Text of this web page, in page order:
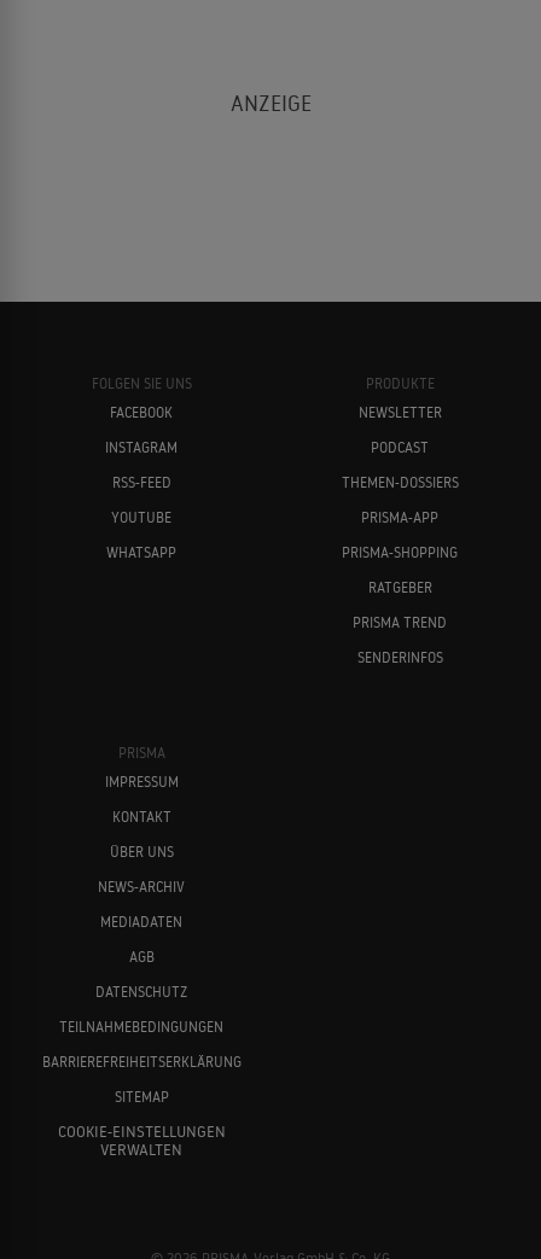
FOLGEN SIE UNS
FACEBOOK
INSTAGRAM
RSS-FEED
YOUTUBE
WHATSAPP
PRODUKTE
NEWSLETTER
PODCAST
THEMEN-DOSSIERS
PRISMA-APP
PRISMA-SHOPPING
RATGEBER
PRISMA TREND
SENDERINFOS
PRISMA
IMPRESSUM
KONTAKT
ÜBER UNS
NEWS-ARCHIV
MEDIADATEN
AGB
DATENSCHUTZ
TEILNAHMEBEDINGUNGEN
BARRIEREFREIHEITSERKLÄRUNG
SITEMAP
COOKIE-EINSTELLUNGEN
VERWALTEN